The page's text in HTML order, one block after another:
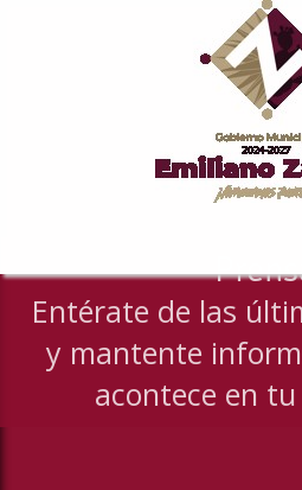
Entérate de las
y mantente
acontece en